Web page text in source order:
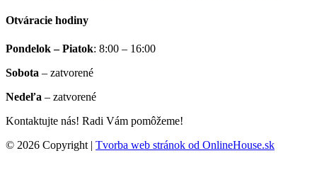
Otváracie hodiny
Pondelok – Piatok: 8:00 – 16:00
Sobota – zatvorené
Nedeľa – zatvorené
Kontaktujte nás! Radi Vám pomôžeme!
© 2026 Copyright | Tvorba web stránok od OnlineHouse.sk